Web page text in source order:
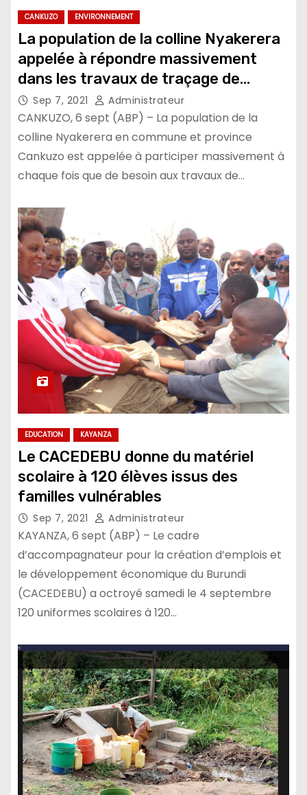
CANKUZO ENVIRONNEMENT
La population de la colline Nyakerera
appelée à répondre massivement
dans les travaux de traçage de
courbe de niveaux
Sep 7, 2021 Administrateur
CANKUZO, 6 sept (ABP) – La population de la
colline Nyakerera en commune et province
Cankuzo est appelée à participer massivement à
chaque fois que de besoin aux travaux de…
EDUCATION KAYANZA
Le CACEDEBU donne du matériel
scolaire à 120 élèves issus des
familles vulnérables
Sep 7, 2021 Administrateur
KAYANZA, 6 sept (ABP) – Le cadre
d’accompagnateur pour la création d’emplois et
le développement économique du Burundi
(CACEDEBU) a octroyé samedi le 4 septembre
120 uniformes scolaires à 120…